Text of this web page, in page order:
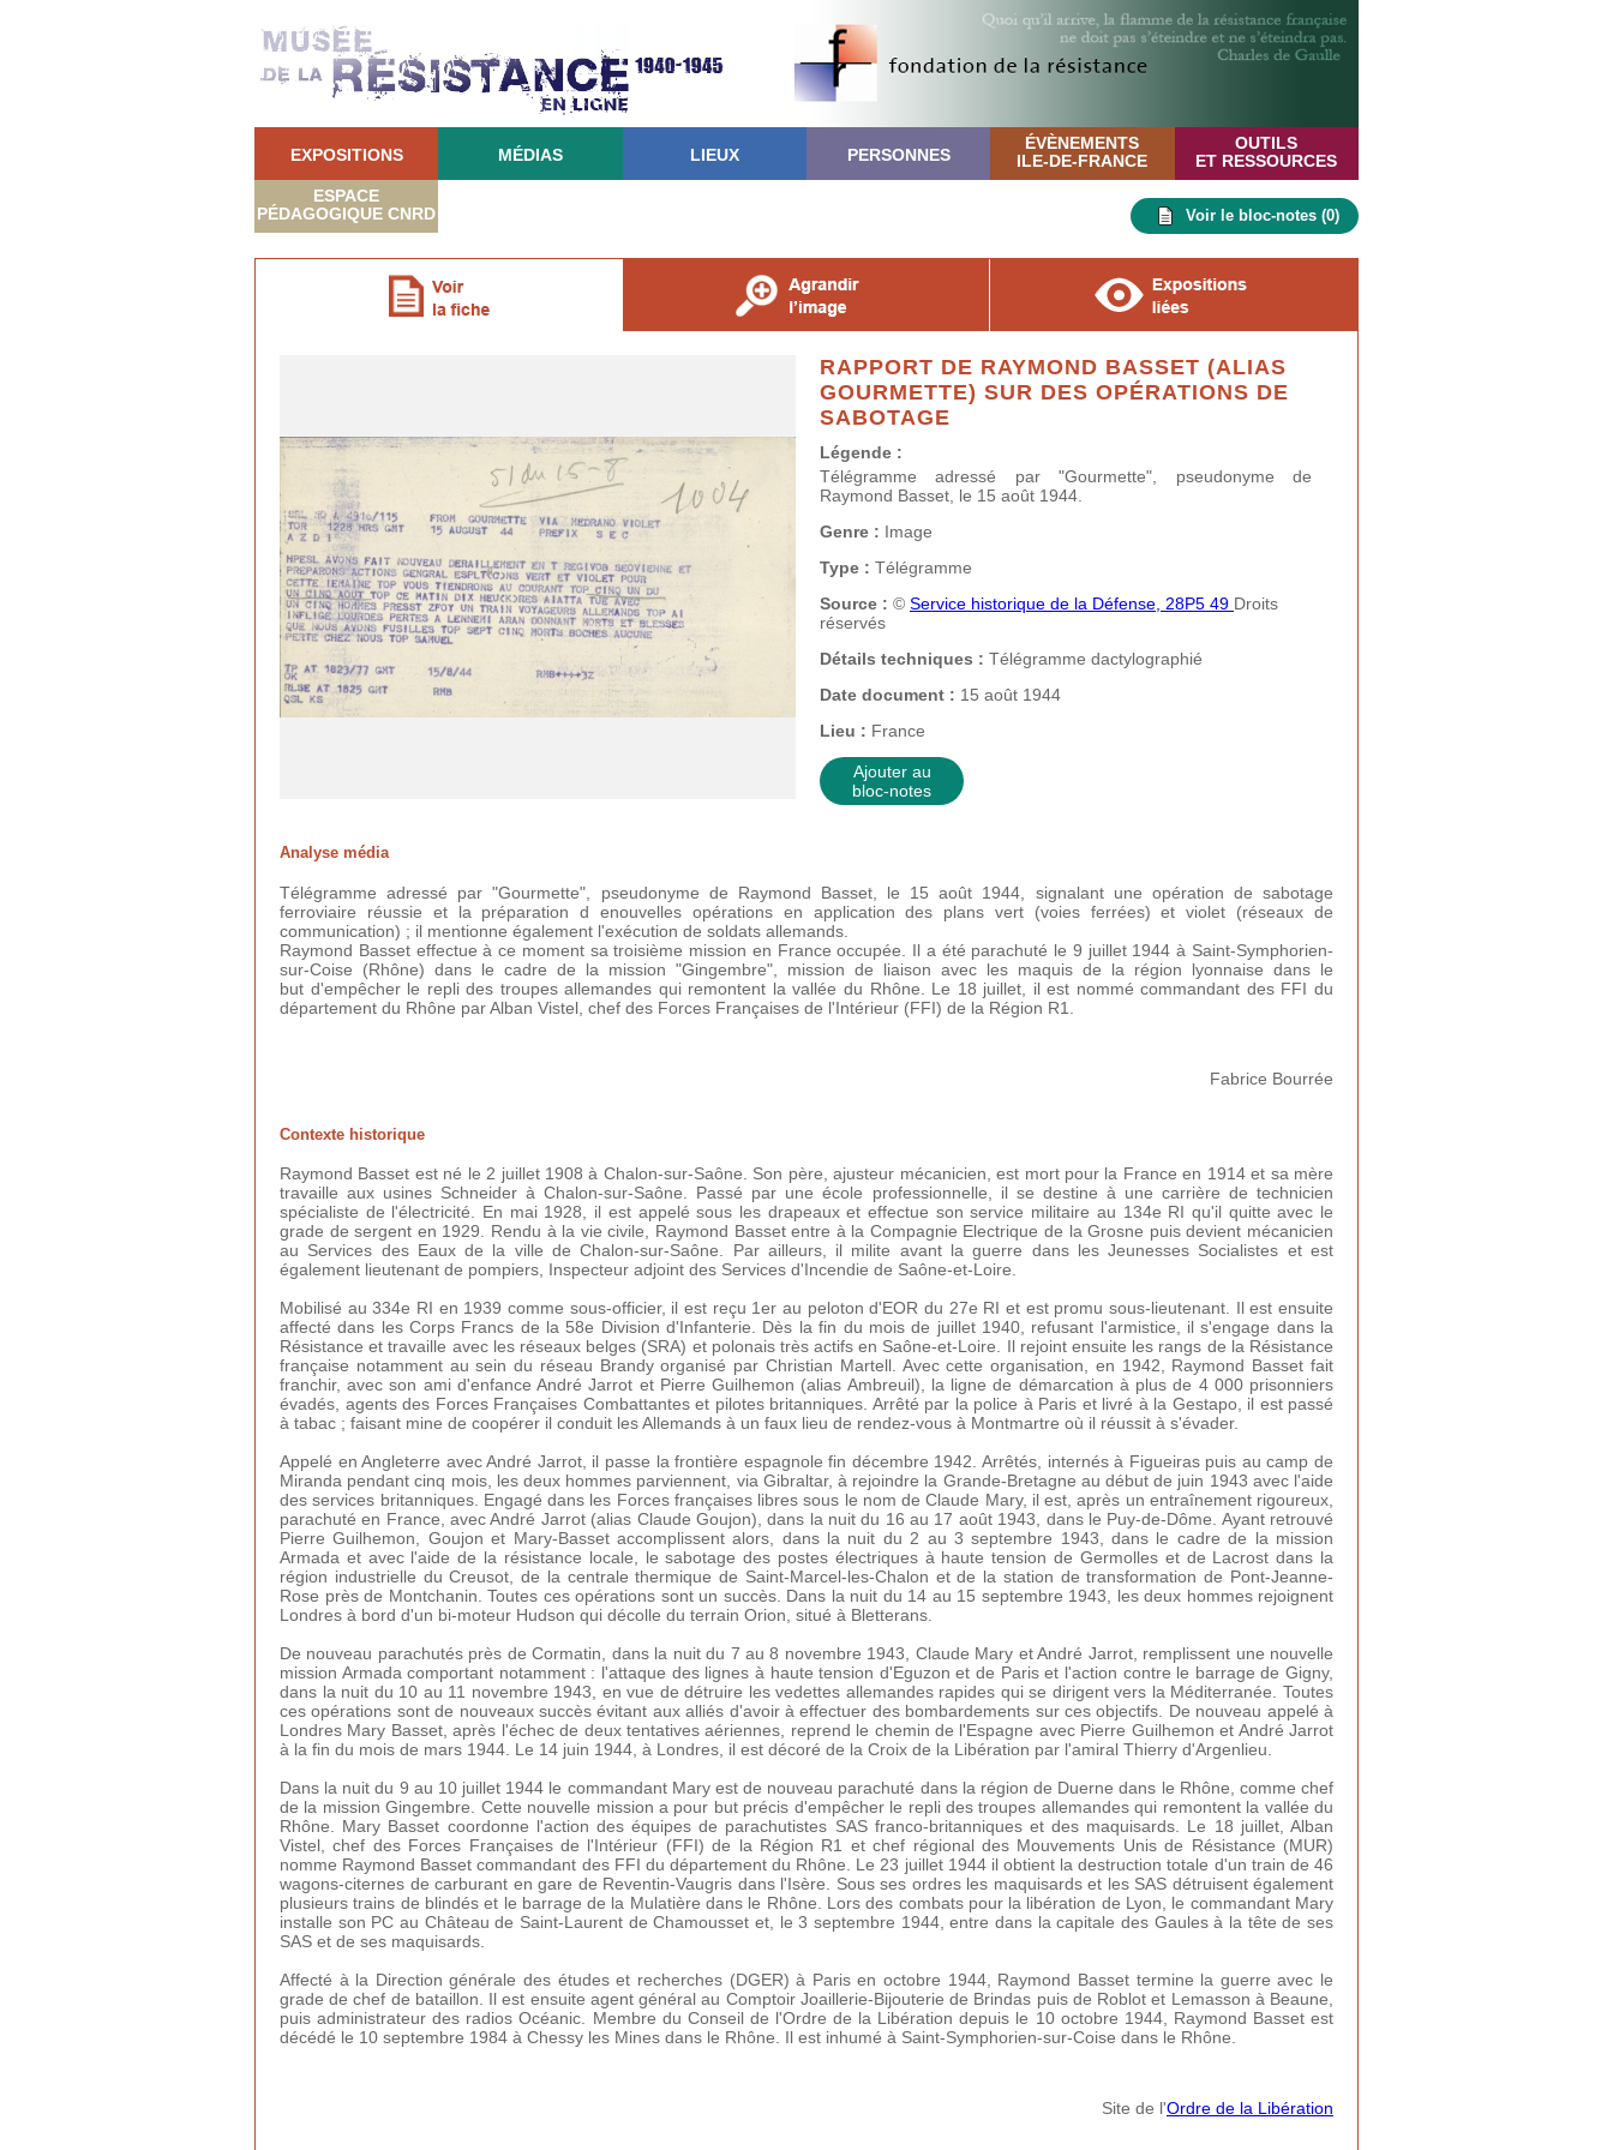
EXPOSITIONS MÉDIAS LIEUX PERSONNES
ÉVÈNEMENTS
ILE-DE-FRANCE
OUTILS
ET RESSOURCES
ESPACE
PÉDAGOGIQUE CNRD Voir le bloc-notes (0)
RAPPORT DE RAYMOND BASSET (ALIAS
GOURMETTE) SUR DES OPÉRATIONS DE
SABOTAGE
Légende :
Télégramme adressé par "Gourmette", pseudonyme de
Raymond Basset, le 15 août 1944.
Genre : Image
Type : Télégramme
Source : © Service historique de la Défense, 28P5 49 Droits
réservés
Détails techniques : Télégramme dactylographié
Date document : 15 août 1944
Lieu : France
Ajouter au
bloc-notes
Analyse média
Télégramme adressé par "Gourmette", pseudonyme de Raymond Basset, le 15 août 1944, signalant une opération de sabotage
ferroviaire réussie et la préparation d enouvelles opérations en application des plans vert (voies ferrées) et violet (réseaux de
communication) ; il mentionne également l'exécution de soldats allemands.
Raymond Basset effectue à ce moment sa troisième mission en France occupée. Il a été parachuté le 9 juillet 1944 à Saint-Symphorien-
sur-Coise (Rhône) dans le cadre de la mission "Gingembre", mission de liaison avec les maquis de la région lyonnaise dans le
but d'empêcher le repli des troupes allemandes qui remontent la vallée du Rhône. Le 18 juillet, il est nommé commandant des FFI du
département du Rhône par Alban Vistel, chef des Forces Françaises de l'Intérieur (FFI) de la Région R1.
Fabrice Bourrée
Contexte historique
Raymond Basset est né le 2 juillet 1908 à Chalon-sur-Saône. Son père, ajusteur mécanicien, est mort pour la France en 1914 et sa mère
travaille aux usines Schneider à Chalon-sur-Saône. Passé par une école professionnelle, il se destine à une carrière de technicien
spécialiste de l'électricité. En mai 1928, il est appelé sous les drapeaux et effectue son service militaire au 134e RI qu'il quitte avec le
grade de sergent en 1929. Rendu à la vie civile, Raymond Basset entre à la Compagnie Electrique de la Grosne puis devient mécanicien
au Services des Eaux de la ville de Chalon-sur-Saône. Par ailleurs, il milite avant la guerre dans les Jeunesses Socialistes et est
également lieutenant de pompiers, Inspecteur adjoint des Services d'Incendie de Saône-et-Loire.
Mobilisé au 334e RI en 1939 comme sous-officier, il est reçu 1er au peloton d'EOR du 27e RI et est promu sous-lieutenant. Il est ensuite
affecté dans les Corps Francs de la 58e Division d'Infanterie. Dès la fin du mois de juillet 1940, refusant l'armistice, il s'engage dans la
Résistance et travaille avec les réseaux belges (SRA) et polonais très actifs en Saône-et-Loire. Il rejoint ensuite les rangs de la Résistance
française notamment au sein du réseau Brandy organisé par Christian Martell. Avec cette organisation, en 1942, Raymond Basset fait
franchir, avec son ami d'enfance André Jarrot et Pierre Guilhemon (alias Ambreuil), la ligne de démarcation à plus de 4 000 prisonniers
évadés, agents des Forces Françaises Combattantes et pilotes britanniques. Arrêté par la police à Paris et livré à la Gestapo, il est passé
à tabac ; faisant mine de coopérer il conduit les Allemands à un faux lieu de rendez-vous à Montmartre où il réussit à s'évader.
Appelé en Angleterre avec André Jarrot, il passe la frontière espagnole fin décembre 1942. Arrêtés, internés à Figueiras puis au camp de
Miranda pendant cinq mois, les deux hommes parviennent, via Gibraltar, à rejoindre la Grande-Bretagne au début de juin 1943 avec l'aide
des services britanniques. Engagé dans les Forces françaises libres sous le nom de Claude Mary, il est, après un entraînement rigoureux,
parachuté en France, avec André Jarrot (alias Claude Goujon), dans la nuit du 16 au 17 août 1943, dans le Puy-de-Dôme. Ayant retrouvé
Pierre Guilhemon, Goujon et Mary-Basset accomplissent alors, dans la nuit du 2 au 3 septembre 1943, dans le cadre de la mission
Armada et avec l'aide de la résistance locale, le sabotage des postes électriques à haute tension de Germolles et de Lacrost dans la
région industrielle du Creusot, de la centrale thermique de Saint-Marcel-les-Chalon et de la station de transformation de Pont-Jeanne-
Rose près de Montchanin. Toutes ces opérations sont un succès. Dans la nuit du 14 au 15 septembre 1943, les deux hommes rejoignent
Londres à bord d'un bi-moteur Hudson qui décolle du terrain Orion, situé à Bletterans.
De nouveau parachutés près de Cormatin, dans la nuit du 7 au 8 novembre 1943, Claude Mary et André Jarrot, remplissent une nouvelle
mission Armada comportant notamment : l'attaque des lignes à haute tension d'Eguzon et de Paris et l'action contre le barrage de Gigny,
dans la nuit du 10 au 11 novembre 1943, en vue de détruire les vedettes allemandes rapides qui se dirigent vers la Méditerranée. Toutes
ces opérations sont de nouveaux succès évitant aux alliés d'avoir à effectuer des bombardements sur ces objectifs. De nouveau appelé à
Londres Mary Basset, après l'échec de deux tentatives aériennes, reprend le chemin de l'Espagne avec Pierre Guilhemon et André Jarrot
à la fin du mois de mars 1944. Le 14 juin 1944, à Londres, il est décoré de la Croix de la Libération par l'amiral Thierry d'Argenlieu.
Dans la nuit du 9 au 10 juillet 1944 le commandant Mary est de nouveau parachuté dans la région de Duerne dans le Rhône, comme chef
de la mission Gingembre. Cette nouvelle mission a pour but précis d'empêcher le repli des troupes allemandes qui remontent la vallée du
Rhône. Mary Basset coordonne l'action des équipes de parachutistes SAS franco-britanniques et des maquisards. Le 18 juillet, Alban
Vistel, chef des Forces Françaises de l'Intérieur (FFI) de la Région R1 et chef régional des Mouvements Unis de Résistance (MUR)
nomme Raymond Basset commandant des FFI du département du Rhône. Le 23 juillet 1944 il obtient la destruction totale d'un train de 46
wagons-citernes de carburant en gare de Reventin-Vaugris dans l'Isère. Sous ses ordres les maquisards et les SAS détruisent également
plusieurs trains de blindés et le barrage de la Mulatière dans le Rhône. Lors des combats pour la libération de Lyon, le commandant Mary
installe son PC au Château de Saint-Laurent de Chamousset et, le 3 septembre 1944, entre dans la capitale des Gaules à la tête de ses
SAS et de ses maquisards.
Affecté à la Direction générale des études et recherches (DGER) à Paris en octobre 1944, Raymond Basset termine la guerre avec le
grade de chef de bataillon. Il est ensuite agent général au Comptoir Joaillerie-Bijouterie de Brindas puis de Roblot et Lemasson à Beaune,
puis administrateur des radios Océanic. Membre du Conseil de l'Ordre de la Libération depuis le 10 octobre 1944, Raymond Basset est
décédé le 10 septembre 1984 à Chessy les Mines dans le Rhône. Il est inhumé à Saint-Symphorien-sur-Coise dans le Rhône.
Site de l'Ordre de la Libération